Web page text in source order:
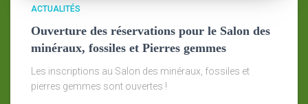
ACTUALITÉS
Ouverture des réservations pour le Salon des
minéraux, fossiles et Pierres gemmes
Les inscriptions au Salon des minéraux, fossiles et
pierres gemmes sont ouvertes !